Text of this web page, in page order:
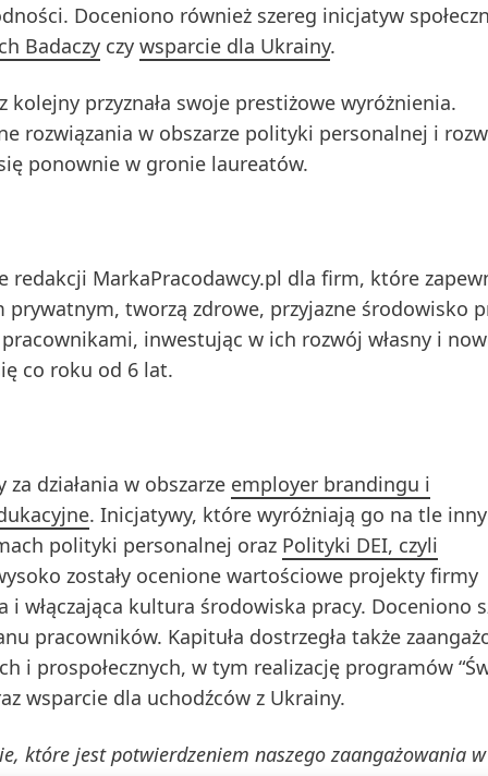
Doceniono również szereg inicjatyw
Badaczy czy wsparcie dla Ukrainy.
kolejny przyznała swoje prestiżowe wyróżnienia.
rozwiązania w obszarze polityki personalnej i
ponownie w gronie laureatów.
redakcji MarkaPracodawcy.pl dla firm, które
tworzą zdrowe, przyjazne środowisko
inwestując w ich rozwój własny i
co roku od 6 lat.
działania w obszarze employer brandingu i
. Inicjatywy, które wyróżniają go na tle
polityki personalnej oraz Polityki DEI, czyli
zostały ocenione wartościowe projekty firmy
włączająca kultura środowiska pracy. Doceniono
pracowników. Kapituła dostrzegła także
i prospołecznych, w tym realizację programów
wsparcie dla uchodźców z Ukrainy.
które jest potwierdzeniem naszego zaangażowania w